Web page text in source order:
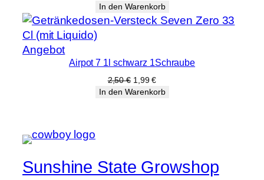
Preis
war:
9,90 €
Preis
ist:
7,89 €.
In den Warenkorb
AngebotProdukt
im
Airpot 7 1l schwarz 1Schraube
2,50€ Ursprünglicher
Preis
1,99€Aktueller
Preis
In den Warenkorb
Sunshine State Growshop